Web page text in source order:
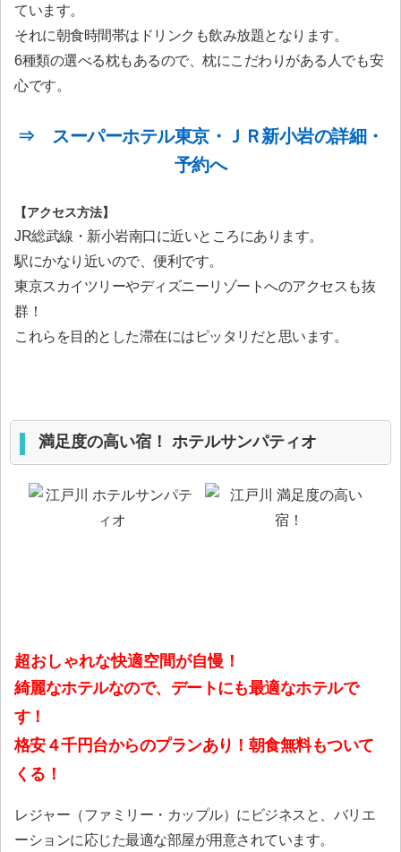
ています。
それに朝食時間帯はドリンクも飲み放題となります。
6種類の選べる枕もあるので、枕にこだわりがある人でも安
心です。
⇒ スーパーホテル東京・ＪＲ新小岩の詳細・
予約へ
【アクセス方法】
JR総武線・新小岩南口に近いところにあります。
駅にかなり近いので、便利です。
東京スカイツリーやディズニーリゾートへのアクセスも抜
群！
これらを目的とした滞在にはピッタリだと思います。
満足度の高い宿！ ホテルサンパティオ
超おしゃれな快適空間が自慢！
綺麗なホテルなので、デートにも最適なホテルで
す！
格安４千円台からのプランあり！朝食無料もついて
くる！
レジャー（ファミリー・カップル）にビジネスと、バリエ
ーションに応じた最適な部屋が用意されています。